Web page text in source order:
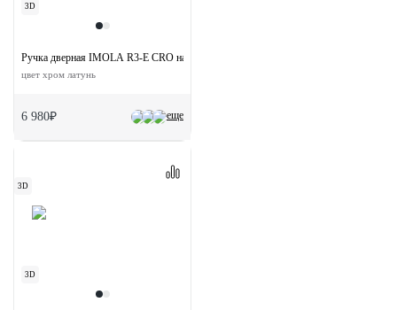
3D
еще
Ручка дверная IMOLA R3-E CRO на круглой розетке
цвет хром латунь
6 980₽
3D
3D